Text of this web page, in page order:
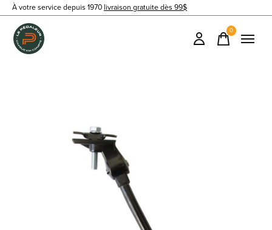
À votre service depuis 1970 livraison gratuite dès 99$
0items